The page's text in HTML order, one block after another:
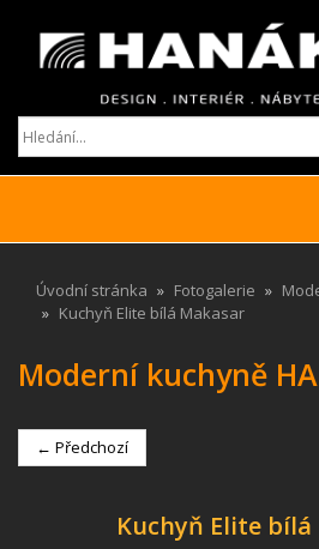
Úvodní stránka Fotogalerie
Kuchyň Elite bílá Makasar
Moderní kuchyně
← Předchozí
Kuchyň Elite